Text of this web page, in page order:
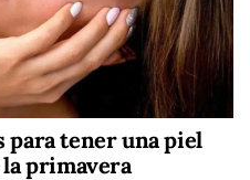
para tener una piel
primavera